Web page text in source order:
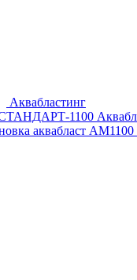
Аквабластинг
СТАНДАРТ-1100
аквабласт